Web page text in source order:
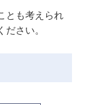
とも考えられ
さい。